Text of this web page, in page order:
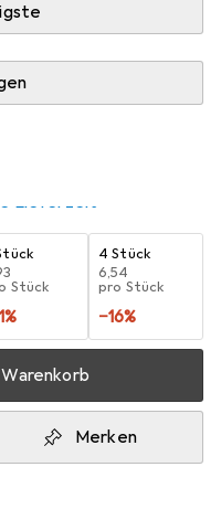
geliefert
Lieferanten
Lieferzeit
Stück
%
4 Stück
EUR
6,54
pro Stück
−16%
Merken